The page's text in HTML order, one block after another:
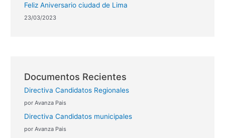
Feliz Aniversario ciudad de Lima
23/03/2023
Documentos Recientes
Directiva Candidatos Regionales
por Avanza Pais
Directiva Candidatos municipales
por Avanza Pais